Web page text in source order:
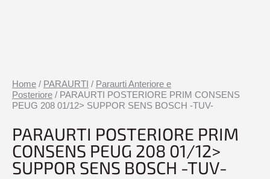
Home / PARAURTI / Paraurti Anteriore e
Posteriore / PARAURTI POSTERIORE PRIM CONSENS
PEUG 208 01/12> SUPPOR SENS BOSCH -TUV-
PARAURTI POSTERIORE PRIM
CONSENS PEUG 208 01/12>
SUPPOR SENS BOSCH -TUV-